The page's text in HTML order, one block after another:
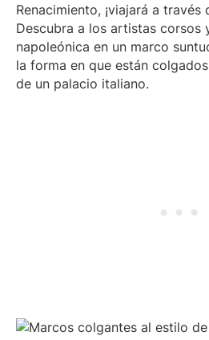
Renacimiento, ¡viajará a través
Descubra a los artistas corsos
napoleónica en un marco
la forma en que están
de un palacio italiano.